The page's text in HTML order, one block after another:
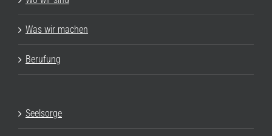
Was wir machen
Berufung
Seelsorge